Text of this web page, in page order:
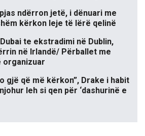
ndërron jetë, i dënuari me
kërkon leje të lërë qelinë
te ekstradimi në Dublin,
në Irlandë/ Përballet me
organizuar
gjë që më kërkon”, Drake i habit
leh si qen për ‘dashurinë e